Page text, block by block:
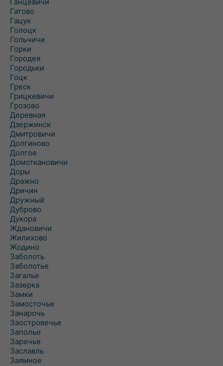
Гатово
Гацук
Голоцк
Гольчичи
Горки
Городея
Городьки
Гоцк
Греск
Грицкевичи
Грозово
Деревная
Дзержинск
Дмитровичи
Долгиново
Долгое
Домоткановичи
Доры
Дражно
Дричин
Дружный
Дуброво
Дукора
Ждановичи
Жилихово
Жодино
Заболоть
Заболотье
Загалье
Зазерка
Замки
Замосточье
Занарочь
Заостровечье
Заполье
Заречье
Заславль
Заямное